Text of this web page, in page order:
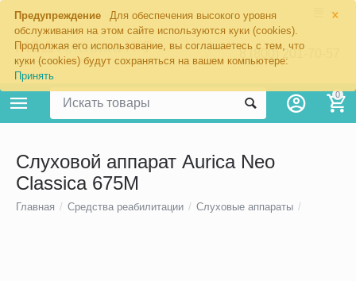
×
Предупреждение
Для обеспечения высокого уровня
обслуживания на этом сайте используются куки (cookies).
Продолжая его использование, вы соглашаетесь с тем, что
куки (cookies) будут сохраняться на вашем компьютере:
Принять
8 (800) 201-70-57
0
Слуховой аппарат Aurica Neo
Classica 675M
Главная / Средства реабилитации / Слуховые аппараты /